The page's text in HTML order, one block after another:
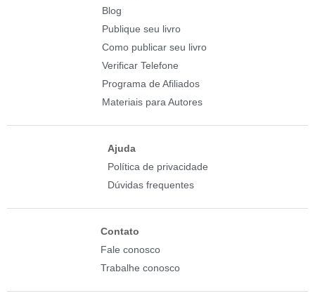
Blog
Publique seu livro
Como publicar seu livro
Verificar Telefone
Programa de Afiliados
Materiais para Autores
Ajuda
Política de privacidade
Dúvidas frequentes
Contato
Fale conosco
Trabalhe conosco